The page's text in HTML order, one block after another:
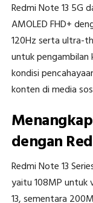
Redmi Note 13 5G
AMOLED FHD+
120Hz serta ultra-
untuk pengambilan
kondisi
konten di media
dengan
Redmi Note 13
yaitu 108MP untuk
13, sementara